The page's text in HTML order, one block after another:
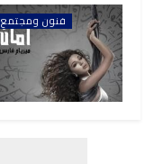
فنون ومجتمع